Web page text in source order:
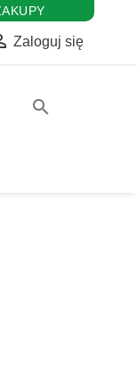
Zaloguj się
search